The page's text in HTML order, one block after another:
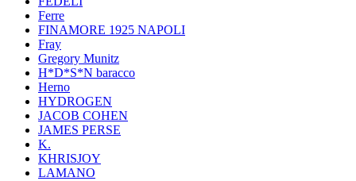
Ferre
FINAMORE 1925 NAPOLI
Fray
Gregory Munitz
H*D*S*N baracco
Herno
HYDROGEN
JACOB COHEN
JAMES PERSE
K.
KHRISJOY
LAMANO